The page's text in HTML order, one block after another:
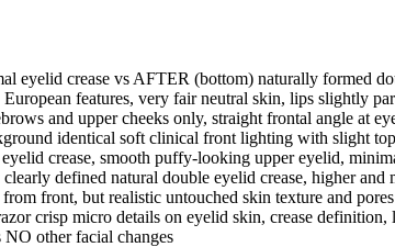
eyelid crease vs AFTER (bottom) naturally formed
features, very fair neutral skin, lips slightly
and upper cheeks only, straight frontal angle at
identical soft clinical front lighting with slight
crease, smooth puffy-looking upper eyelid,
defined natural double eyelid crease, higher and
front, but realistic untouched skin texture and
crisp micro details on eyelid skin, crease definition,
other facial changes